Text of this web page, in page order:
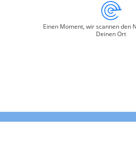
Einen Moment, wir scannen den
Deinen Ort